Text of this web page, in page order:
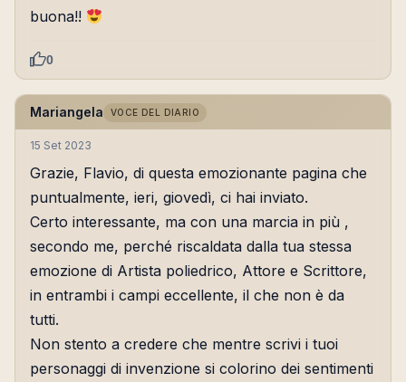
buona!!
0
Mariangela VOCE DEL DIARIO
15 Set 2023
Grazie, Flavio, di questa emozionante pagina che
puntualmente, ieri, giovedì, ci hai inviato.
Certo interessante, ma con una marcia in più ,
secondo me, perché riscaldata dalla tua stessa
emozione di Artista poliedrico, Attore e Scrittore,
in entrambi i campi eccellente, il che non è da
tutti.
Non stento a credere che mentre scrivi i tuoi
personaggi di invenzione si colorino dei sentimenti